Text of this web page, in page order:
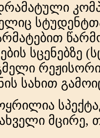
სცენებზე
სახით
მცირე,